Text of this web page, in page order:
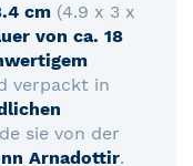
cm (4.9 x 3 x
von ca. 18
verpackt in
sie von der
Arnadottir.